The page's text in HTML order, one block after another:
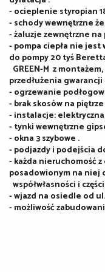
- ocieplenie styropian
- schody wewnętrzne
- żaluzje zewnętrzne
- pompa ciepła nie
do pompy 20 tyś
GREEN-M z
przedłużenia gwarancji
- ogrzewanie
- brak skosów na
- instalacje:
- tynki wewnętrzne
- okna 3 szybowe .
- podjazdy i podejścia
- każda nieruchomość z
posadowionym na niej
współwłasności i
- wjazd na osiedle od
- możliwość